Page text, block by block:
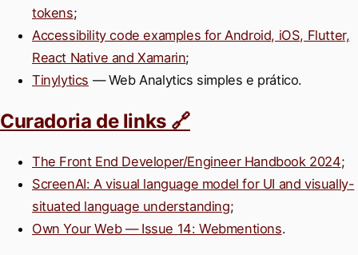
tokens;
Accessibility code examples for Android, iOS, Flutter,
React Native and Xamarin;
Tinylytics — Web Analytics simples e prático.
Curadoria de links 🔗
The Front End Developer/Engineer Handbook 2024;
ScreenAI: A visual language model for UI and visually-
situated language understanding;
Own Your Web — Issue 14: Webmentions.